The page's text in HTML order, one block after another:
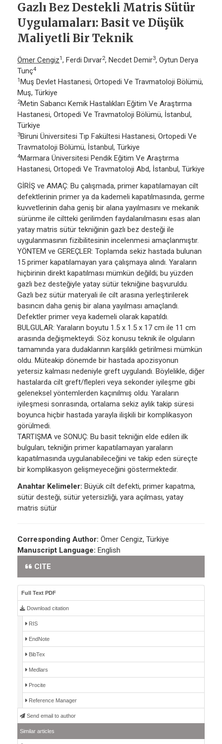
Gazlı Bez Destekli Matris Sütür
Uygulamaları: Basit ve Düşük
Maliyetli Bir Teknik
Ömer Cengiz1, Ferdi Dırvar2, Necdet Demir3, Oytun Derya
Tunç4
1Muş Devlet Hastanesi, Ortopedi Ve Travmatoloji Bölümü,
Muş, Türkiye
2Metin Sabancı Kemik Hastalıkları Eğitim Ve Araştırma
Hastanesi, Ortopedi Ve Travmatoloji Bölümü, İstanbul,
Türkiye
3Biruni Üniversitesi Tıp Fakültesi Hastanesi, Ortopedi Ve
Travmatoloji Bölümü, İstanbul, Türkiye
4Marmara Üniversitesi Pendik Eğitim Ve Araştırma
Hastanesi, Ortopedi Ve Travmatoloji Abd, İstanbul, Türkiye
GİRİŞ ve AMAÇ: Bu çalışmada, primer kapatılamayan cilt
defektlerinin primer ya da kademeli kapatılmasında, germe
kuvvetlerinin daha geniş bir alana yayılmasını ve mekanik
sürünme ile ciltteki gerilimden faydalanılmasını esas alan
yatay matris sütür tekniğinin gazlı bez desteği ile
uygulanmasının fizibilitesinin incelenmesi amaçlanmıştır.
YÖNTEM ve GEREÇLER: Toplamda sekiz hastada bulunan
15 primer kapatılamayan yara çalışmaya alındı. Yaraların
hiçbirinin direkt kapatılması mümkün değildi; bu yüzden
gazlı bez desteğiyle yatay sütür tekniğine başvuruldu.
Gazlı bez sütür materyali ile cilt arasına yerleştirilerek
basıncın daha geniş bir alana yayılması amaçlandı.
Defektler primer veya kademeli olarak kapatıldı.
BULGULAR: Yaraların boyutu 1.5 x 1.5 x 17 cm ile 11 cm
arasında değişmekteydi. Söz konusu teknik ile olguların
tamamında yara dudaklarının karşılıklı getirilmesi mümkün
oldu. Müteakip dönemde bir hastada apozisyonun
yetersiz kalması nedeniyle greft uygulandı. Böylelikle, diğer
hastalarda cilt greft/flepleri veya sekonder iyileşme gibi
geleneksel yöntemlerden kaçınılmış oldu. Yaraların
iyileşmesi sonrasında, ortalama sekiz aylık takip süresi
boyunca hiçbir hastada yarayla ilişkili bir komplikasyon
görülmedi.
TARTIŞMA ve SONUÇ: Bu basit tekniğin elde edilen ilk
bulguları, tekniğin primer kapatılamayan yaraların
kapatılmasında uygulanabileceğini ve takip eden süreçte
bir komplikasyon gelişmeyeceğini göstermektedir.
Anahtar Kelimeler: Büyük cilt defekti, primer kapatma,
sütür desteği, sütür yetersizliği, yara açılması, yatay
matris sütür
Corresponding Author: Ömer Cengiz, Türkiye
Manuscript Language: English
CITE
Full Text PDF
Download citation
RIS
EndNote
BibTex
Medlars
Procite
Reference Manager
Send email to author
Similar articles